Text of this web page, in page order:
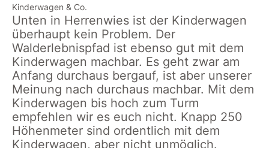
Kinderwagen & Co.
Unten in Herrenwies ist der Kinderwagen
überhaupt kein Problem. Der
Walderlebnispfad ist ebenso gut mit dem
Kinderwagen machbar. Es geht zwar am
Anfang durchaus bergauf, ist aber unserer
Meinung nach durchaus machbar. Mit dem
Kinderwagen bis hoch zum Turm
empfehlen wir es euch nicht. Knapp 250
Höhenmeter sind ordentlich mit dem
Kinderwagen, aber nicht unmöglich.